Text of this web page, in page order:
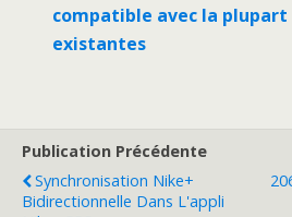
compatible avec la
existantes
Publication Précédente
Synchronisation Nike+
Bidirectionnelle Dans L'appli